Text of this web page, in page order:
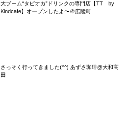
大ブーム“タピオカ”ドリンクの専門店【TT by
Kindcafe】オープンしたよ〜＠広陵町
さっそく行ってきました(^^) あずさ珈琲@大和高
田